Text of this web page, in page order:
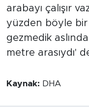
arabayı çalışır
yüzden böyle bir
gezmedik
metre arasıydı'
Kaynak: DHA